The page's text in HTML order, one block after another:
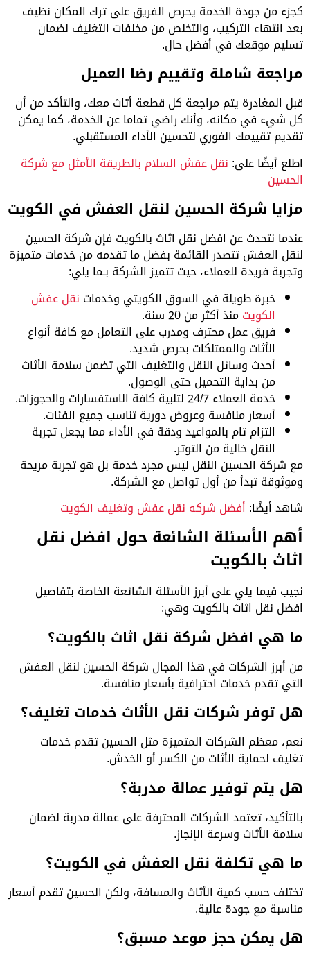
كجزء من جودة الخدمة يحرص الفريق على ترك المكان نظيف
بعد انتهاء التركيب، والتخلص من مخلفات التغليف لضمان
تسليم موقعك في أفضل حال.
مراجعة شاملة وتقييم رضا العميل
قبل المغادرة يتم مراجعة كل قطعة أثاث معك، والتأكد من أن
كل شيء في مكانه، وأنك راضي تماما عن الخدمة، كما يمكن
تقديم تقييمك الفوري لتحسين الأداء المستقبلي.
اطلع أيضًا على: نقل عفش السلام بالطريقة الأمثل مع شركة
الحسين
مزايا شركة الحسين لنقل العفش في الكويت
عندما نتحدث عن افضل نقل اثاث بالكويت فإن شركة الحسين
لنقل العفش تتصدر القائمة بفضل ما تقدمه من خدمات متميزة
وتجربة فريدة للعملاء، حيث تتميز الشركة بـما يلي:
خبرة طويلة في السوق الكويتي وخدمات نقل عفش
الكويت منذ أكثر من 20 سنة.
فريق عمل محترف ومدرب على التعامل مع كافة أنواع
الأثاث والممتلكات بحرص شديد.
أحدث وسائل النقل والتغليف التي تضمن سلامة الأثاث
من بداية التحميل حتى الوصول.
خدمة العملاء 24/7 لتلبية كافة الاستفسارات والحجوزات.
أسعار منافسة وعروض دورية تناسب جميع الفئات.
التزام تام بالمواعيد ودقة في الأداء مما يجعل تجربة
النقل خالية من التوتر.
مع شركة الحسين النقل ليس مجرد خدمة بل هو تجربة مريحة
وموثوقة تبدأ من أول تواصل مع الشركة.
شاهد أيضًا: أفضل شركه نقل عفش وتغليف الكويت
أهم الأسئلة الشائعة حول افضل نقل
اثاث بالكويت
نجيب فيما يلي على أبرز الأسئلة الشائعة الخاصة بتفاصيل
افضل نقل اثاث بالكويت وهي:
ما هي افضل شركة نقل اثاث بالكويت؟
من أبرز الشركات في هذا المجال شركة الحسين لنقل العفش
التي تقدم خدمات احترافية بأسعار منافسة.
هل توفر شركات نقل الأثاث خدمات تغليف؟
نعم، معظم الشركات المتميزة مثل الحسين تقدم خدمات
تغليف لحماية الأثاث من الكسر أو الخدش.
هل يتم توفير عمالة مدربة؟
بالتأكيد، تعتمد الشركات المحترفة على عمالة مدربة لضمان
سلامة الأثاث وسرعة الإنجاز.
ما هي تكلفة نقل العفش في الكويت؟
تختلف حسب كمية الأثاث والمسافة، ولكن الحسين تقدم أسعار
مناسبة مع جودة عالية.
هل يمكن حجز موعد مسبق؟